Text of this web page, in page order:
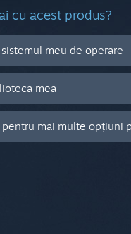
cu acest produs?
meu de operare
mea
mai multe opțiuni